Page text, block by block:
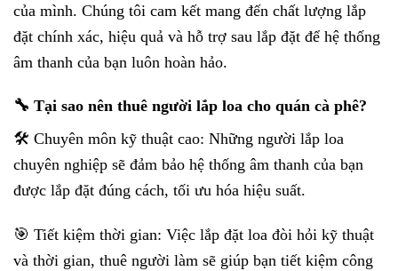
của mình. Chúng tôi cam kết mang đến chất lượng lắp
đặt chính xác, hiệu quả và hỗ trợ sau lắp đặt để hệ thống
âm thanh của bạn luôn hoàn hảo.
🔧 Tại sao nên thuê người lắp loa cho quán cà phê?
🛠️ Chuyên môn kỹ thuật cao: Những người lắp loa
chuyên nghiệp sẽ đảm bảo hệ thống âm thanh của bạn
được lắp đặt đúng cách, tối ưu hóa hiệu suất.
🎯 Tiết kiệm thời gian: Việc lắp đặt loa đòi hỏi kỹ thuật
và thời gian, thuê người làm sẽ giúp bạn tiết kiệm công